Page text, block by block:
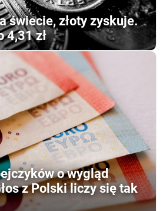
świecie, złoty zyskuje.
4,31 zł
o wygląd
z Polski liczy się tak